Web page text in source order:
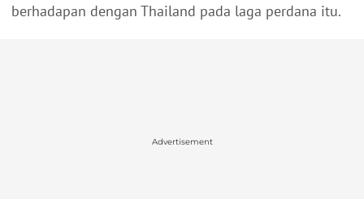
berhadapan dengan Thailand pada laga perdana itu.
Advertisement